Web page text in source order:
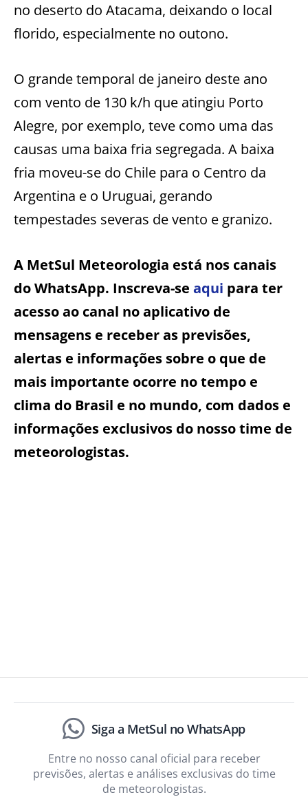
no deserto do Atacama, deixando o local
florido, especialmente no outono.
O grande temporal de janeiro deste ano
com vento de 130 k/h que atingiu Porto
Alegre, por exemplo, teve como uma das
causas uma baixa fria segregada. A baixa
fria moveu-se do Chile para o Centro da
Argentina e o Uruguai, gerando
tempestades severas de vento e granizo.
A MetSul Meteorologia está nos canais
do WhatsApp. Inscreva-se aqui para ter
acesso ao canal no aplicativo de
mensagens e receber as previsões,
alertas e informações sobre o que de
mais importante ocorre no tempo e
clima do Brasil e no mundo, com dados e
informações exclusivos do nosso time de
meteorologistas.
Siga a MetSul no WhatsApp
Entre no nosso canal oficial para receber
previsões, alertas e análises exclusivas do time
de meteorologistas.